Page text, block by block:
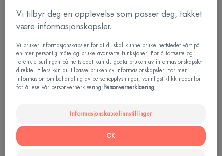
Hvor kommer denne
oppgave er å forhindre at ytre elementer trenger inn
Vi tilbyr deg en opplevelse som passer deg, takket
være informasjonskapsler.
Vi bruker informasjonskapsler for at du skal kunne bruke nettstedet vårt på
en mer personlig måte og bruke avanserte funksjoner. For å fortsette og
forenkle surfingen på nettstedet kan du godta bruken av informasjonskapsler
direkte. Ellers kan du tilpasse bruken av informasjonskapsler. For mer
informasjon om behandling av personopplysninger, vennligst klikk nedenfor
for å lese vår personvernerklæring: Personvernerklaering
Informasjonskapselinnstillinger
OK